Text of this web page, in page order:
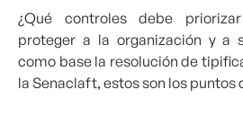
¿Qué controles debe
proteger a la organización y a
como base la resolución de
la Senaclaft, estos son los puntos